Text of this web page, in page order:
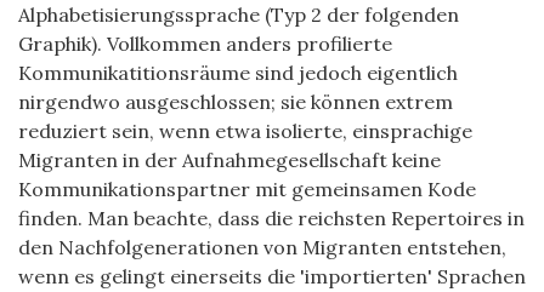
Alphabetisierungssprache (Typ 2 der folgenden
Graphik). Vollkommen anders profilierte
Kommunikatitionsräume sind jedoch eigentlich
nirgendwo ausgeschlossen; sie können extrem
reduziert sein, wenn etwa isolierte, einsprachige
Migranten in der Aufnahmegesellschaft keine
Kommunikationspartner mit gemeinsamen Kode
finden. Man beachte, dass die reichsten Repertoires in
den Nachfolgenerationen von Migranten entstehen,
wenn es gelingt einerseits die 'importierten' Sprachen